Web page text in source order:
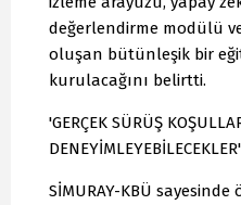
değerlendirme modülü
oluşan bütünleşik bir
kurulacağını belirtti.
'GERÇEK SÜRÜŞ
DENEYİMLEYEBİLECEKLER'
SİMURAY-KBÜ